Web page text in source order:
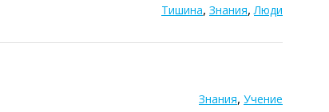
Тишина, Знания,Люди
Знания, Учение